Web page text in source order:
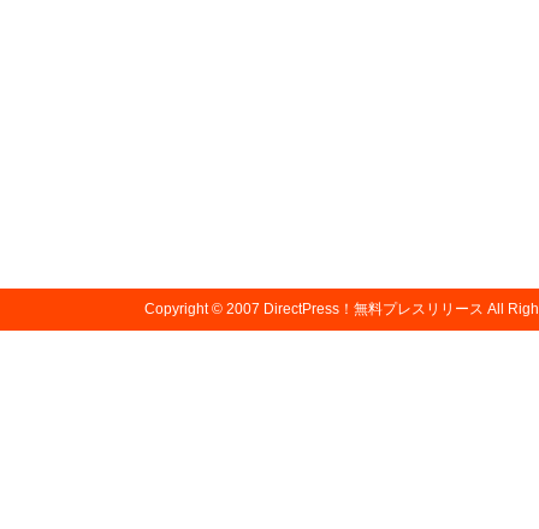
Copyright © 2007 DirectPress！無料プレスリリース All